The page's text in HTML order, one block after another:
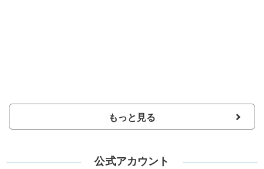
もっと見る
公式アカウント